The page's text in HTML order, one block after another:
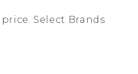
Select Brands